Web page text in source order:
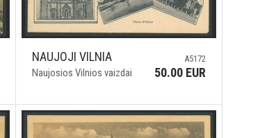
NAUJOJI VILNIA
Naujosios Vilnios vaizdai
A5172
50.00 EUR